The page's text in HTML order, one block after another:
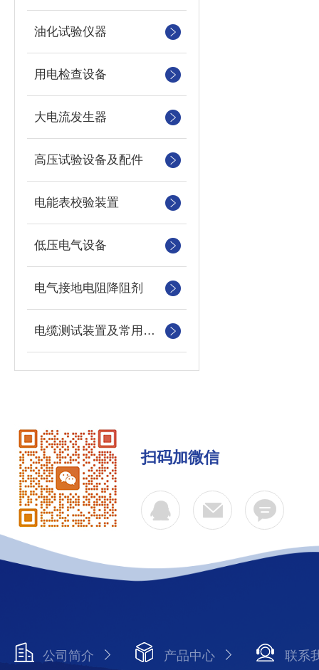
油化试验仪器
用电检查设备
大电流发生器
高压试验设备及配件
电能表校验装置
低压电气设备
电气接地电阻降阻剂
电缆测试装置及常用仪器仪表
扫码加微信
公司简介 产品中心 联系